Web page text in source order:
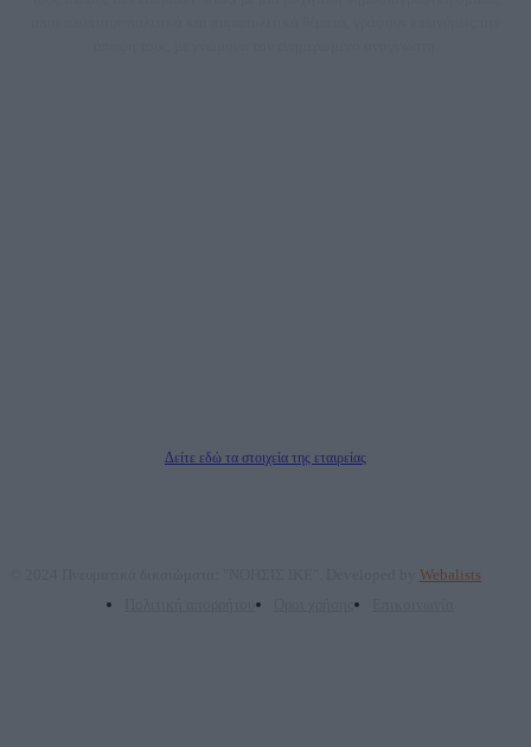
Δείτε εδώ τα στοιχεία της εταιρείας
Webalists